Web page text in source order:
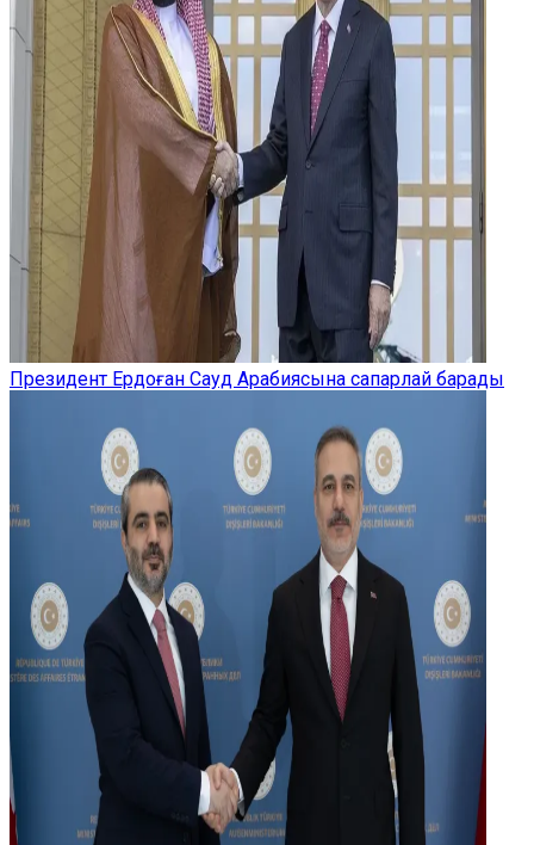
Президент Ердоған Сауд Арабиясына сапарлай барады